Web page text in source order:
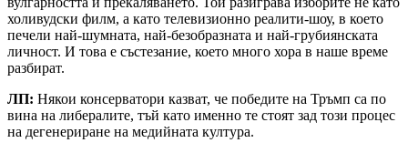
холивудски филм, а като телевизионно реалити-шоу, в което
печели най-шумната, най-безобразната и най-грубиянската
личност. И това е състезание, което много хора в наше време
разбират.
ЛП: Някои консерватори казват, че победите на Тръмп са по
вина на либералите, тъй като именно те стоят зад този процес
на дегенериране на медийната култура.